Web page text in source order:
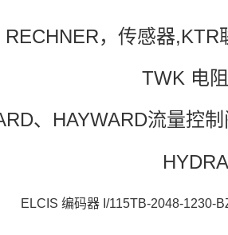
RECHNER，传感器
TWK 电
、HAYWARD流量控
ELCIS 编码器 I/115TB-2048-1230-